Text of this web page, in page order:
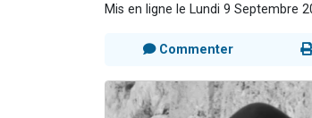
Mis en ligne le Lundi 9 Septembre
Commenter